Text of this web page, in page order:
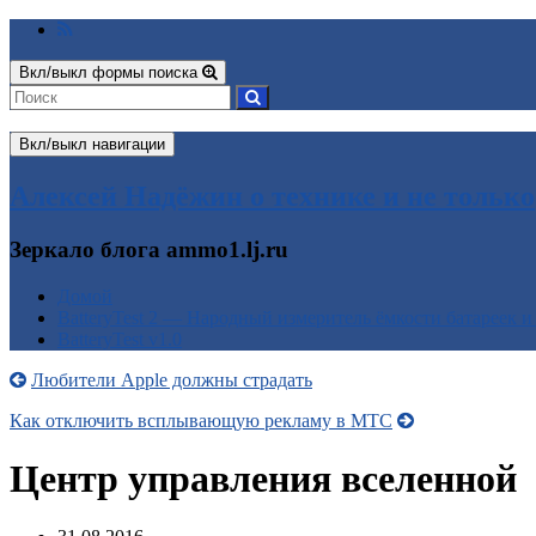
Вкл/выкл формы поиска
Вкл/выкл навигации
Алексей Надёжин о технике и не только
Зеркало блога ammo1.lj.ru
Любители Apple должны страдать
Как отключить всплывающую рекламу в МТС
Центр управления вселенной